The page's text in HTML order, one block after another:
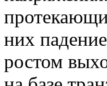
них
ростом